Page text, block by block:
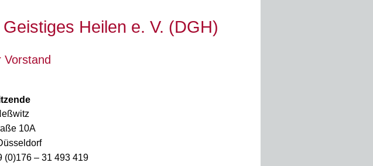
Heilen e. V. (DGH)
Vorstand
10A
(0)176 – 31 493 419